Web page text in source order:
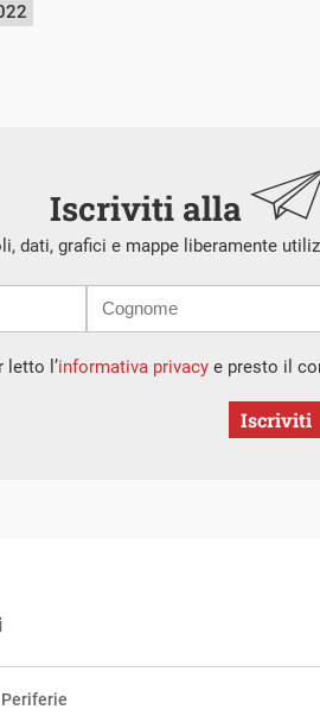
Iscriviti alla
dati, grafici e mappe liberamente
letto l’informativa privacye presto il
Iscriviti
Periferie